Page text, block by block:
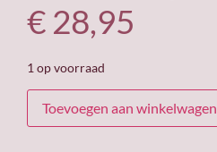
€ 28,95
1 op voorraad
Toevoegen aan winkelwagen